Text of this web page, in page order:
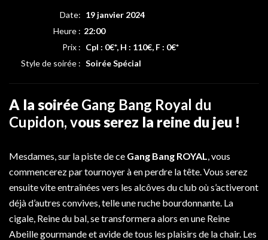
Date: 19 janvier 2024
Heure : 22:00
Prix : Cpl : 0€*, H : 110€, F : 0€*
Style de soirée : Soirée Spécial
A la soirée Gang Bang Royal du
Cupidon, vous serez la reine du jeu !
Mesdames, sur la piste de ce Gang Bang ROYAL, vous
commencerez par tournoyer à en perdre la tête. Vous serez
ensuite vite entraînées vers les alcôves du club où s’activeront
déjà d’autres convives, telle une ruche bourdonnante. La
cigale, Reine du bal, se transformera alors en une Reine
Abeille gourmande et avide de tous les plaisirs de la chair. Les